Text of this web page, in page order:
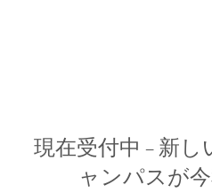
現在受付中 – 新し
ャンパスが